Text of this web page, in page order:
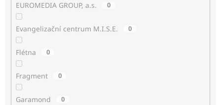
EUROMEDIA GROUP, a.s. 0
Evangelizační centrum M.I.S.E. 0
Flétna 0
Fragment 0
Garamond 0